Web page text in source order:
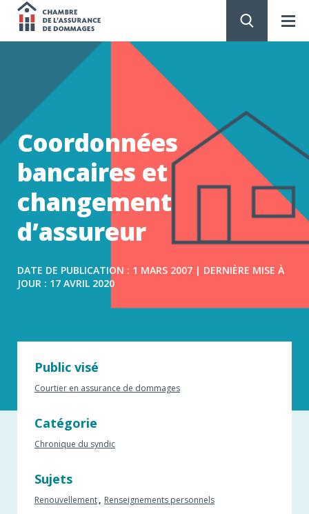
CONTENU
Chambre
l'assurance
de
dommages
Coordonnées
bancaires et
changement
d’assureur
DATE DE PUBLICATION : 1 MARS 2007 | DERNIÈRE MISE À
JOUR : 17 AVRIL 2020
Public visé
Courtier en assurance de dommages
Catégorie
Chronique du syndic
Sujets
Renouvellement Renseignements personnels